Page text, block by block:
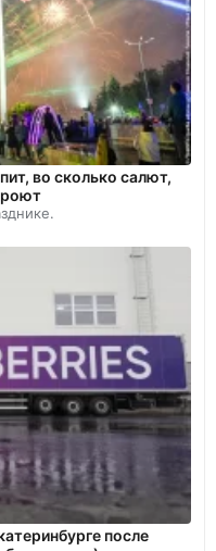
во сколько салют,
после